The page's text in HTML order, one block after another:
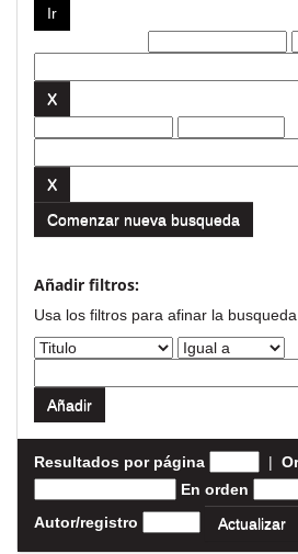
Comenzar nueva busqueda
Añadir filtros:
Usa los filtros para afinar la busqueda.
Resultados por página |
En orden
Autor/registro